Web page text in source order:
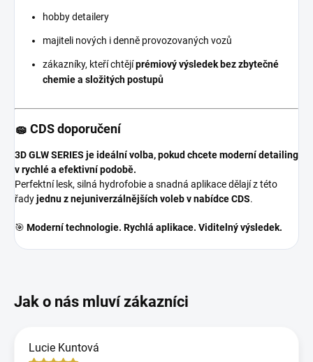
hobby detailery
majiteli nových i denně provozovaných vozů
zákazníky, kteří chtějíprémiový výsledek bez zbytečné
chemie a složitých postupů
🧽 CDS doporučení
3D GLW SERIES je ideální volba, pokud chcete moderní detailing
v rychlé a efektivní podobě.
Perfektní lesk, silná hydrofobie a snadná aplikace dělají z této
řadyjednu z nejuniverzálnějších voleb v nabídce CDS.
🎯 Moderní technologie. Rychlá aplikace. Viditelný výsledek.
Lucie Kuntová